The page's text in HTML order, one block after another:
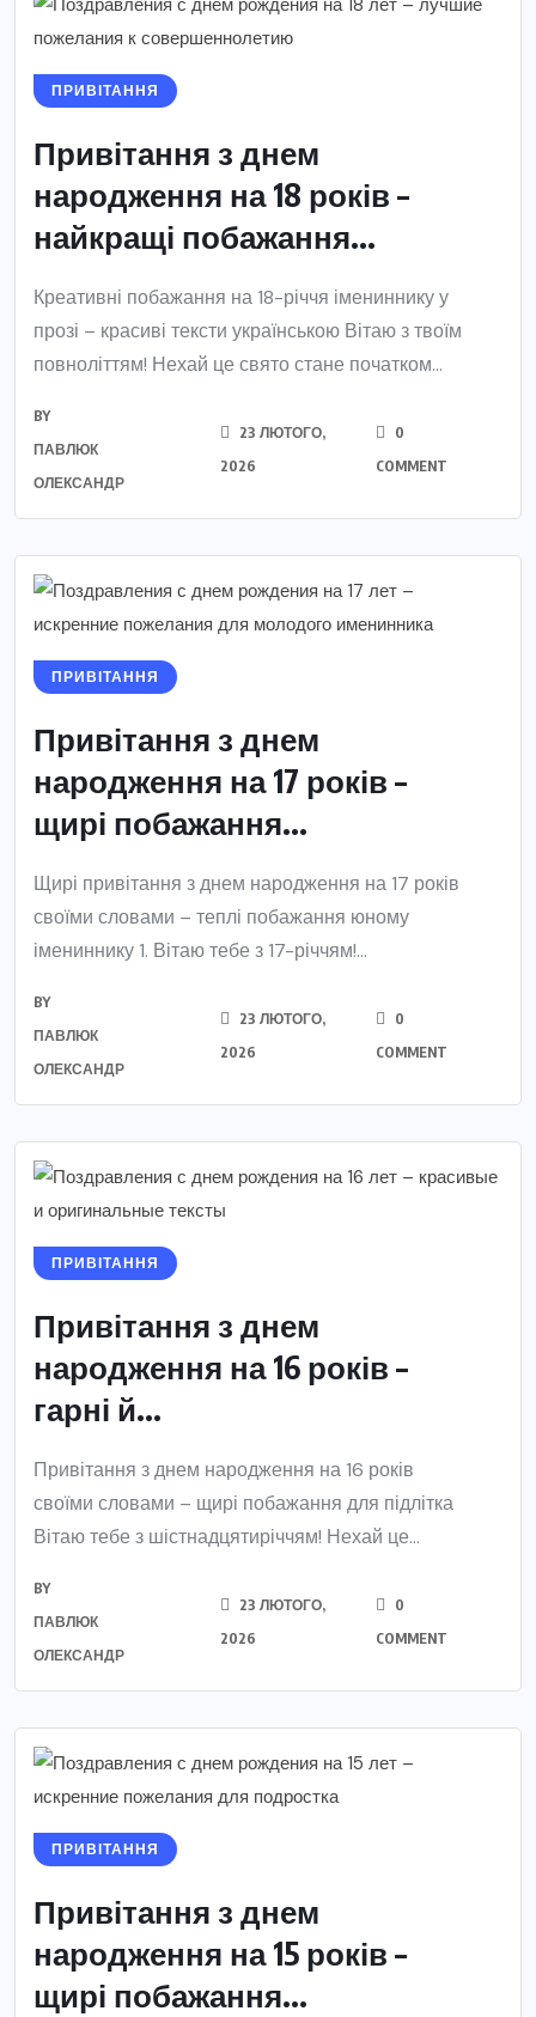
ПРИВІТАННЯ
Привітання з днем
народження на 18 років –
найкращі побажання...
Креативні побажання на 18-річчя імениннику у
прозі – красиві тексти українською Вітаю з твоїм
повноліттям! Нехай це свято стане початком...
BY
ПАВЛЮК
ОЛЕКСАНДР
23 ЛЮТОГО,
2026
0
COMMENT
ПРИВІТАННЯ
Привітання з днем
народження на 17 років –
щирі побажання...
Щирі привітання з днем народження на 17 років
своїми словами – теплі побажання юному
імениннику 1. Вітаю тебе з 17-річчям!...
BY
ПАВЛЮК
ОЛЕКСАНДР
23 ЛЮТОГО,
2026
0
COMMENT
ПРИВІТАННЯ
Привітання з днем
народження на 16 років –
гарні й...
Привітання з днем народження на 16 років
своїми словами – щирі побажання для підлітка
Вітаю тебе з шістнадцятиріччям! Нехай це...
BY
ПАВЛЮК
ОЛЕКСАНДР
23 ЛЮТОГО,
2026
0
COMMENT
ПРИВІТАННЯ
Привітання з днем
народження на 15 років –
щирі побажання...